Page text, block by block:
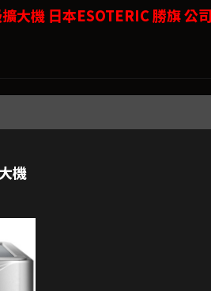
大機 日本ESOTERIC 勝旗 公
機